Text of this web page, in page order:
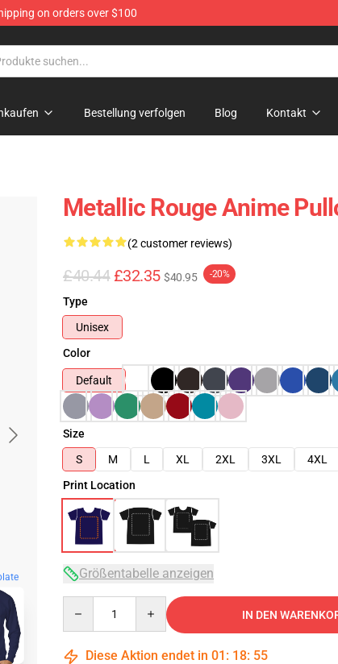
on orders over $100
Bestellung verfolgen Blog Kontakt
Metallic Rouge Anime
(2 customer reviews)
£40.44 £32.35 $40.95 -20%
Type
Unisex
Color
Default
Size
S
M L XL 2XL 3XL 4XL
Print Location
Größentabelle anzeigen
IN DEN
Diese Aktion endet in 01 : 18: 54